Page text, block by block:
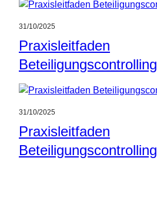
31/10/2025
Praxisleitfaden
Beteiligungscontrolling
31/10/2025
Praxisleitfaden
Beteiligungscontrolling